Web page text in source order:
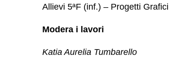
Allievi 5ªF (inf.) – Progetti Grafici
Modera i lavori
Katia Aurelia Tumbarello